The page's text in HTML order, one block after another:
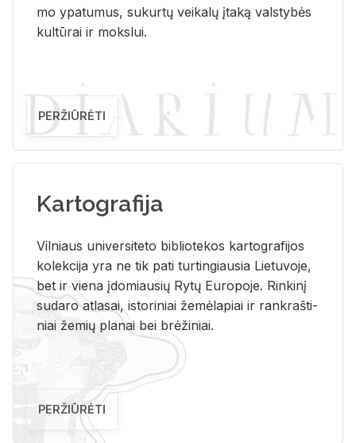
mo ypa­tu­mus, su­kur­tų vei­ka­lų įta­ką vals­ty­bės
kul­tū­rai ir moks­lui.
PERŽIŪRĖTI
Kartografija
Vil­niaus uni­ver­si­te­to bi­b­lio­te­kos kar­to­gra­fi­jos
ko­lek­ci­ja yra ne tik pati tur­tin­giau­sia Lie­tu­vo­je,
bet ir vie­na įdo­miau­sių Rytų Eu­ro­po­je. Rin­ki­nį
su­da­ro at­la­sai, is­to­ri­niai že­mė­la­piai ir rank­raš­ti­
niai že­mių pla­nai bei brė­ži­niai.
PERŽIŪRĖTI